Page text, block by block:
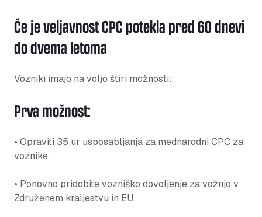
Če je veljavnost CPC potekla pred 60 dnevi
do dvema letoma
Vozniki imajo na voljo štiri možnosti:
Prva možnost:
• Opraviti 35 ur usposabljanja za mednarodni CPC za
voznike.
• Ponovno pridobite vozniško dovoljenje za vožnjo v
Združenem kraljestvu in EU.